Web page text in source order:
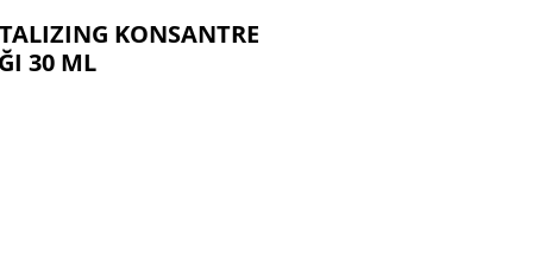
KONSANTRE
30 ML